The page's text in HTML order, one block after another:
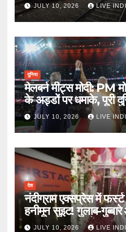
JULY 10, 2026 LIVE
दुनिया
मेलबर्न मीट्स मोदी: PM
के अड्डों पर धमाके, पूरी
की ताकत
JULY 10, 2026 LIVE
देश
नंदीग्राम एक्सप्रेस में
हनीमून सुइट! गुलाब-
You, TTE सस्पेंड
JULY 10, 2026 LIVE